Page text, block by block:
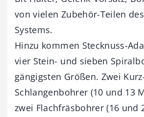
von vielen Zubehör-Teilen
Systems.
Hinzu kommen Stecknuss-
vier Stein- und sieben
gängigsten Größen. Zwei
Schlangenbohrer (10 und 13
zwei Flachfräsbohrer (16 und